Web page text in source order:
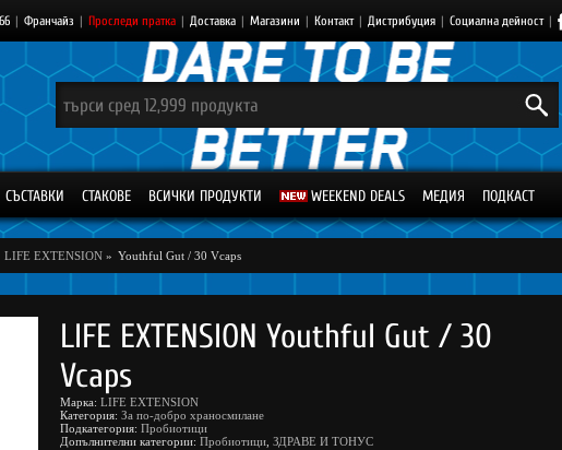
| Франчайз | Проследи пратка | Доставка | Магазини | Контакт | Дистрибуция | Социална дейност |
СЪСТАВКИ СТАКОВЕ ВСИЧКИ ПРОДУКТИ WEEKEND DEALS МЕДИЯ ПОДКАСТ
LIFE EXTENSION » Youthful Gut / 30 Vcaps
LIFE EXTENSION Youthful Gut / 30
Vcaps
Марка: LIFE EXTENSION
Категория: За по-добро храносмилане
Подкатегория: Пробиотици
Допълнителни категории: Пробиотици ЗДРАВЕ И ТОНУС